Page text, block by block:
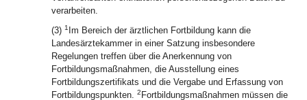
verarbeiten.
(3) 1 Im Bereich der ärztlichen Fortbildung kann die
Landesärztekammer in einer Satzung insbesondere
Regelungen treffen über die Anerkennung von
Fortbildungsmaßnahmen, die Ausstellung eines
Fortbildungszertifikats und die Vergabe und Erfassung von
Fortbildungspunkten. 2 Fortbildungsmaßnahmen müssen die